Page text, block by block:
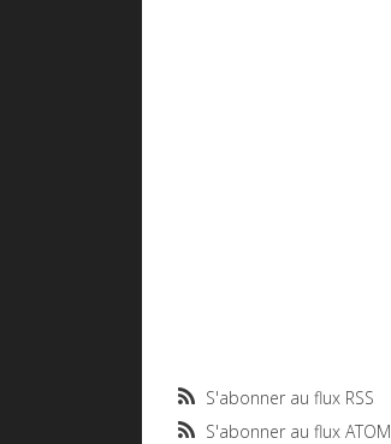
S'abonner au flux RSS
S'abonner au flux ATOM